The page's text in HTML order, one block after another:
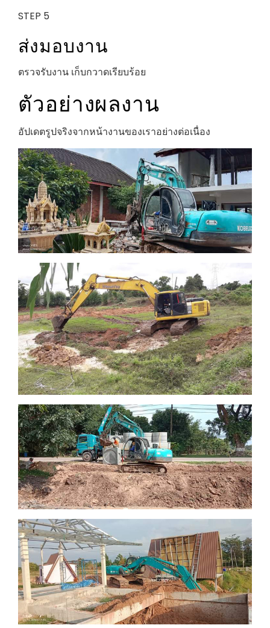
STEP 5
ส่งมอบงาน
ตรวจรับงาน เก็บกวาดเรียบร้อย
ตัวอย่างผลงาน
อัปเดตรูปจริงจากหน้างานของเราอย่างต่อเนื่อง